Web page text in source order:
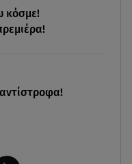
από το άγχος
κόσμε!